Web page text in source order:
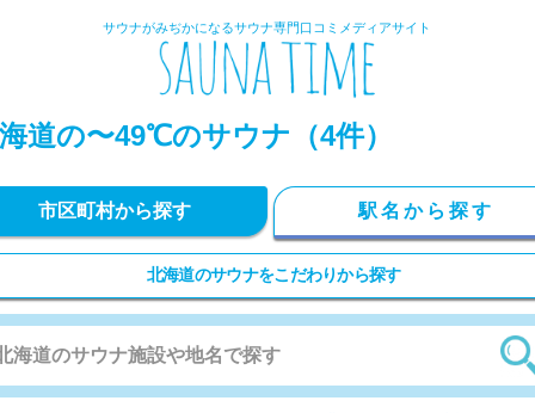
サウナがみぢかになるサウナ専門口コミメディアサイト
道の〜49℃のサウナ（4件）
市区町村から探す 駅名から探す
北海道のサウナをこだわりから探す